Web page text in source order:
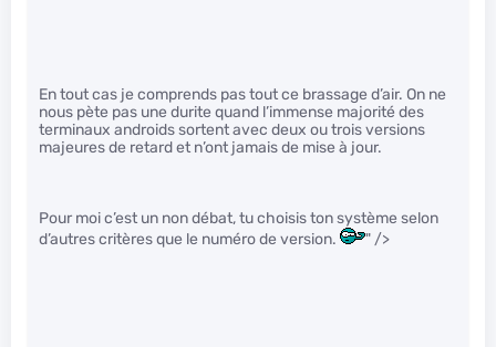
En tout cas je comprends pas tout ce brassage d’air. On ne
nous pète pas une durite quand l’immense majorité des
terminaux androids sortent avec deux ou trois versions
majeures de retard et n’ont jamais de mise à jour.
Pour moi c’est un non débat, tu choisis ton système selon
d’autres critères que le numéro de version.
" />